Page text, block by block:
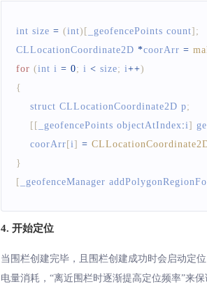
int size = (int) [ _geofencePoints count] ;
CLLocationCoordinate2D *coorArr =
for (int i = 0; i < size; i++)
{
    struct
CLLocationCoordinate2D p;
[ [ _geofencePoints objectAtIndex:i]
    coorArr
[i] =
}
[
_geofenceManager
4. 开始定位
当围栏创建完毕，且围栏创建成功时会启动定
电量消耗，“离近围栏时逐渐提高定位频率”来